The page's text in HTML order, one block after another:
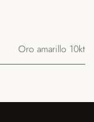
Oro amarillo 10kt